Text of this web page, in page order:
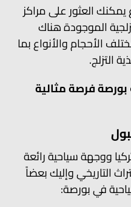
العثور على مراكز
الموجودة هناك
الأحجام والأنواع بما
التزلج.
فرصة مثالية
ووجهة سياحية رائعة
التاريخي وإليك بعضاً
في بورصة: